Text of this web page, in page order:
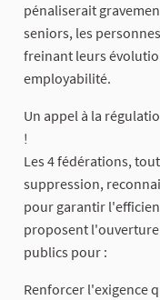
pénaliserait
seniors, les
freinant leurs
employabilité.
Un appel à la
!
Les 4 fédérations,
suppression,
pour garantir
proposent l'ouverture
publics pour :
Renforcer l'exigence